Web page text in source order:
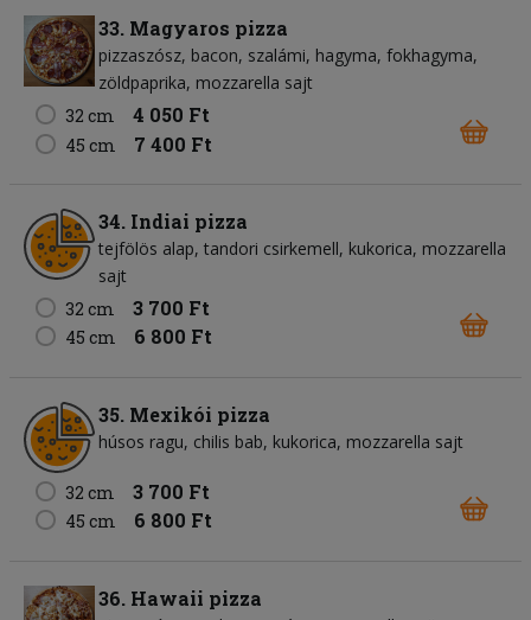
33. Magyaros pizza
pizzaszósz bacon szalámi hagyma fokhagyma
zöldpaprika mozzarella sajt
32 cm
4 050 Ft
45 cm 7 400 Ft
34. Indiai pizza
tejfölös alap tandori csirkemell kukorica mozzarella
sajt
32 cm
3 700 Ft
45 cm 6 800 Ft
35. Mexikói pizza
húsos ragu chilis bab kukorica mozzarella sajt
32 cm 3 700 Ft
45 cm 6 800 Ft
36. Hawaii pizza